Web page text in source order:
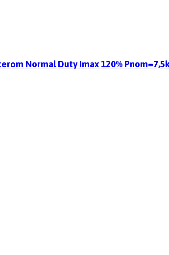
Normal Duty Imax 120%